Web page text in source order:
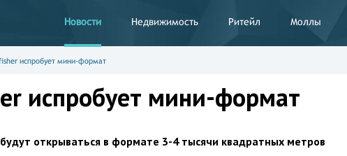
Новости Недвижимость Ритейл Моллы
испробует мини-формат
испробует мини-формат
открываться в формате 3-4 тысячи квадратных метров